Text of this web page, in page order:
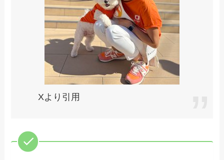
Xより引用